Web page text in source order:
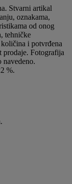
Stvarni artikal
oznakama,
od onog
tehničke
i potvrđena
prodaje. Fotografija
navedeno.
%.